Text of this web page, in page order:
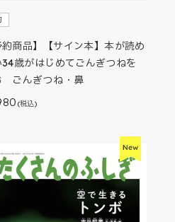
約商品】【サイン本】本が読め
34歳がはじめてごんぎつねを
ごんぎつね・鼻
(税込)